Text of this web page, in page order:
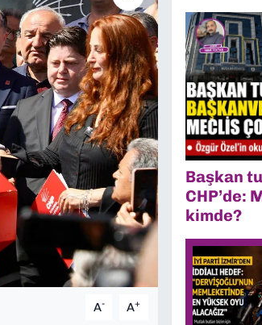
A- A+
Başkan
CHP’de:
kimde?